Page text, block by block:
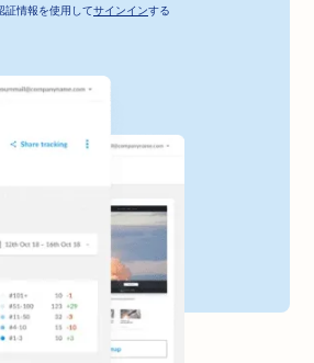
証情報を使用してサインインする